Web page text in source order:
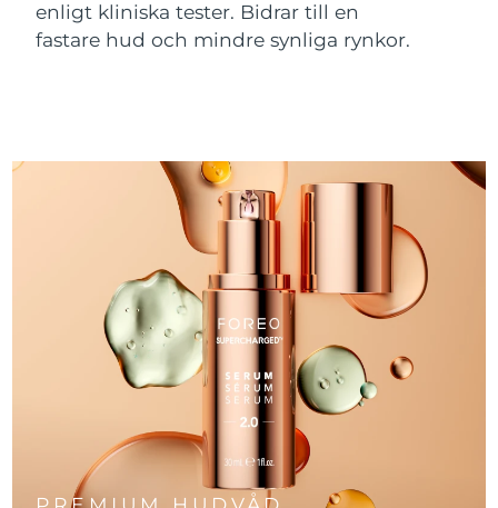
enligt kliniska tester. Bidrar till en
fastare hud och mindre synliga rynkor.
Macao SAR Förväntad leverans8/10/26
Malta
Förväntad leverans
Förväntad leverans 8/9/26
Nederländerna Förväntad leverans8/8/26
Nya Zeeland Förväntad leverans8/8/26
Förväntad leverans
Oman Förväntad leverans